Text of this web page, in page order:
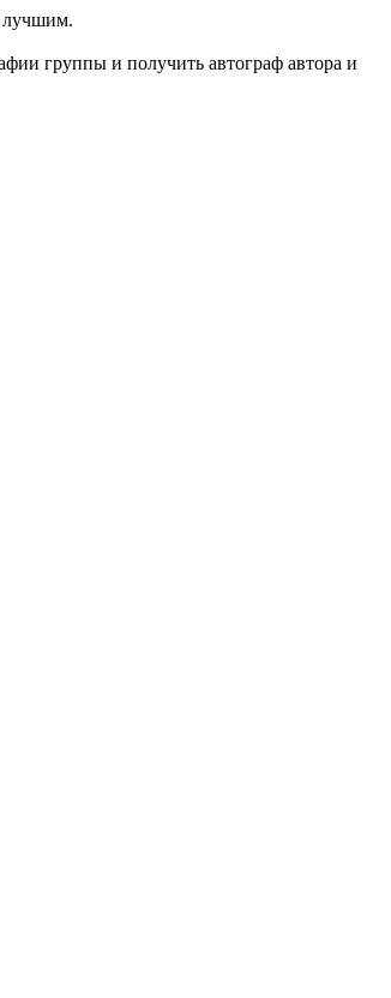
лучшим.
группы и получить автограф автора и